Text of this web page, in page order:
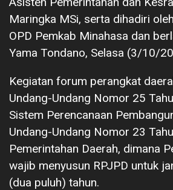
Maringka MSi, serta dihadiri
OPD Pemkab Minahasa dan
Yama Tondano, Selasa (3/10/
Kegiatan forum perangkat
Undang-Undang Nomor 25
Sistem Perencanaan
Undang-Undang Nomor 23
Pemerintahan Daerah, dimana
wajib menyusun RPJPD untuk
(dua puluh) tahun.